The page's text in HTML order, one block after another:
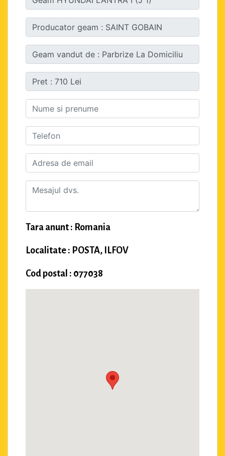
Tara anunt : Romania
Localitate : POSTA, ILFOV
Cod postal : 077038